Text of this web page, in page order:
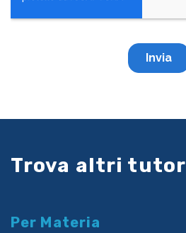
Trova altri tutor
Per Materia